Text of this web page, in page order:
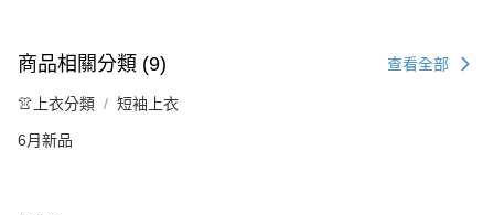
商品相關分類 (9) 查看全部
👚上衣分類 短袖上衣
6月新品